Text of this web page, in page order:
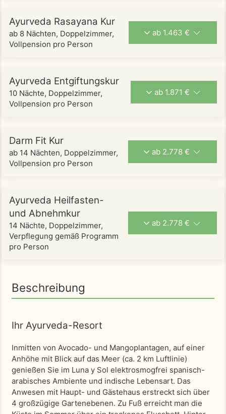
Ayurveda Rasayana Kur
ab 8 Nächten, Doppelzimmer,
Vollpension pro Person
ab 1.463 €
Ayurveda Entgiftungskur
10 Nächte, Doppelzimmer,
Vollpension pro Person
ab 1.871 €
Darm Fit Kur
ab 14 Nächten, Doppelzimmer,
Vollpension pro Person
ab 2.778 €
Ayurveda Heilfasten-
und Abnehmkur
14 Nächte, Doppelzimmer,
Verpflegung gemäß Programm
pro Person
ab 2.778 €
Beschreibung
Ihr Ayurveda-Resort
Inmitten von Avocado- und Mangoplantagen, auf einer
Anhöhe mit Blick auf das Meer (ca. 2 km Luftlinie)
genießen Sie im Luna y Sol elektrosmogfrei spanisch-
arabisches Ambiente und indische Lebensart. Das
Anwesen mit Haupt- und Gästehaus erstreckt sich über
4 großzügige Gartenebenen. Zu Fuß erreicht man die